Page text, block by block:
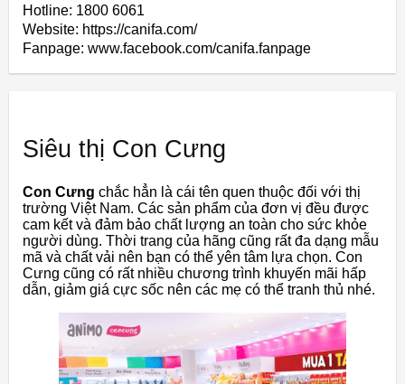
Hotline: 1800 6061
Website: https://canifa.com/
Fanpage: www.facebook.com/canifa.fanpage
Siêu thị Con Cưng
Con Cưng chắc hẳn là cái tên quen thuộc đối với thị
trường Việt Nam. Các sản phẩm của đơn vị đều được
cam kết và đảm bảo chất lượng an toàn cho sức khỏe
người dùng. Thời trang của hãng cũng rất đa dạng mẫu
mã và chất vải nên bạn có thể yên tâm lựa chọn. Con
Cưng cũng có rất nhiều chương trình khuyến mãi hấp
dẫn, giảm giá cực sốc nên các mẹ có thể tranh thủ nhé.